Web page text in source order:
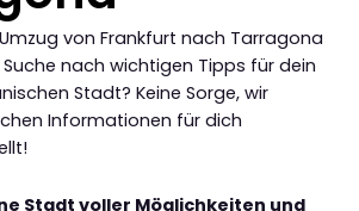
von Frankfurt nach Tarragona
nach wichtigen Tipps für dein
Stadt? Keine Sorge, wir
Informationen für dich
Stadt voller Möglichkeiten und